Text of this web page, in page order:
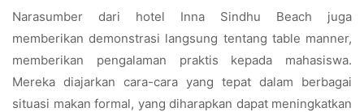
Narasumber dari hotel Inna Sindhu Beach juga
memberikan demonstrasi langsung tentang table manner,
memberikan pengalaman praktis kepada mahasiswa.
Mereka diajarkan cara-cara yang tepat dalam berbagai
situasi makan formal, yang diharapkan dapat meningkatkan